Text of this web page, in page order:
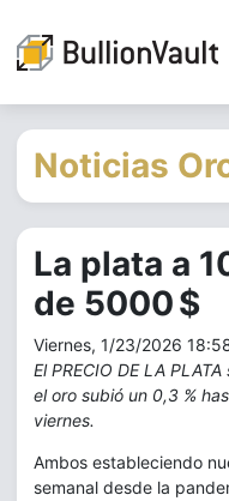
Noticias
La plata a
de 5000 $
Viernes, 1/23/2026
El PRECIO DE LA
el oro subió un 0,3 %
viernes.
Ambos estableciendo
semanal desde la